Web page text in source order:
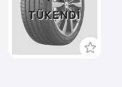
TÜKENDI